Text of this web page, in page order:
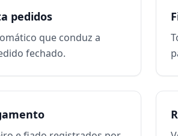
pedidos
que conduz a
fechado.